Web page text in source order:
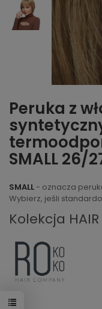
Peruka z
SMALL 26/
SMALL - oznacza
Wybierz, jeśli
Kolekcja HAIR